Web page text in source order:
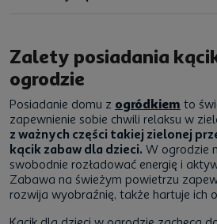
Zalety posiadania
ogrodzie
Posiadanie domu z ogródkiem to
zapewnienie sobie chwili relaksu w
z ważnych części takiej zielonej
kącik zabaw dla dzieci. W ogrodzie
swobodnie rozładować energię i
Zabawa na świeżym powietrzu
rozwija wyobraźnię, także hartuje ich